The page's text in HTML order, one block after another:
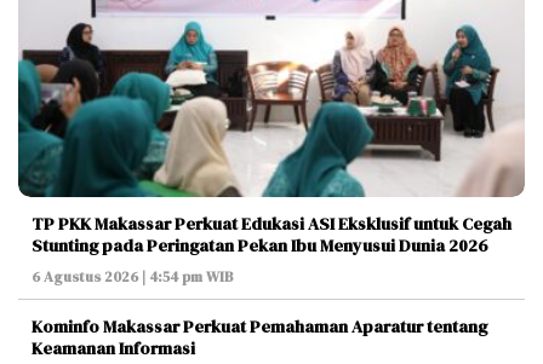
TP PKK Makassar Perkuat Edukasi ASI Eksklusif untuk Cegah
Stunting pada Peringatan Pekan Ibu Menyusui Dunia 2026
6 Agustus 2026 | 4:54 pm WIB
Kominfo Makassar Perkuat Pemahaman Aparatur tentang
Keamanan Informasi